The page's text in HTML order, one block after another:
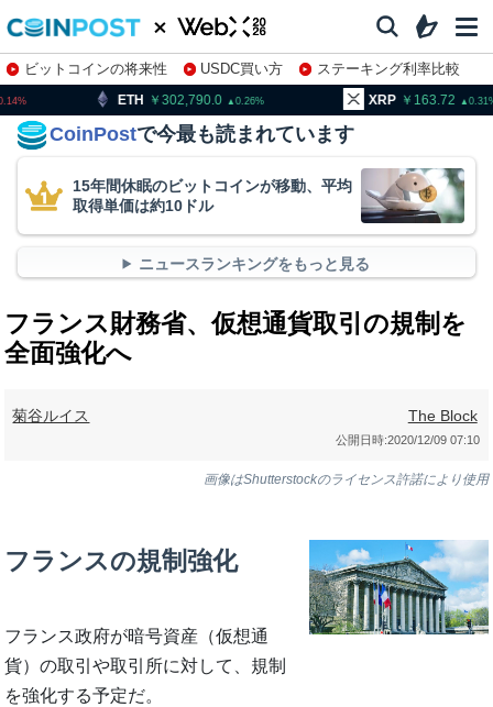
ビットコインの将来性 USDC買い方
ステーキング利率比較
株特集・関連銘柄
302,790.0 0.26 XRP 163.72 BNB
CoinPostで今最も読まれています
15年間休眠のビットコインが移動、平均
取得単価は約10ドル
ニュースランキングをもっと見る
フランス財務省、仮想通貨取引の規制を
全面強化へ
菊谷ルイス The Block
公開日時:2020/12/09 07:10
画像はShutterstockのライセンス許諾により使用
フランスの規制強化
フランス政府が暗号資産（仮想通
貨）の取引や取引所に対して、規制
を強化する予定だ。